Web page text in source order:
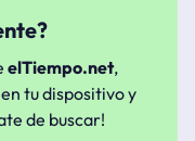
elTiempo.net,
tu dispositivo y
de buscar!